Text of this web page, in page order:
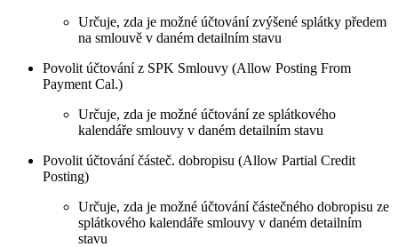
Určuje, zda je možné účtování zvýšené splátky předem
na smlouvě v daném detailním stavu
Povolit účtování z SPK Smlouvy (Allow Posting From
Payment Cal.)
Určuje, zda je možné účtování ze splátkového
kalendáře smlouvy v daném detailním stavu
Povolit účtování částeč. dobropisu (Allow Partial Credit
Posting)
Určuje, zda je možné účtování částečného dobropisu ze
splátkového kalendáře smlouvy v daném detailním
stavu